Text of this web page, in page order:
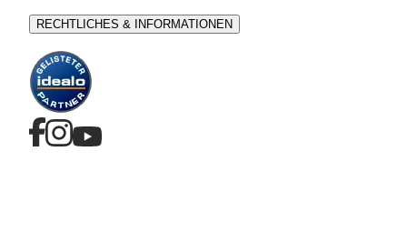
RECHTLICHES & INFORMATIONEN